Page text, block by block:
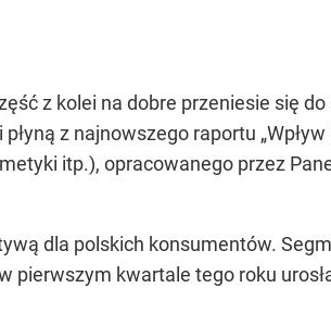
z kolei na dobre przeniesie się
z najnowszego raportu „Wpływ
itp.), opracowanego przez
dla polskich konsumentów.
kwartale tego roku